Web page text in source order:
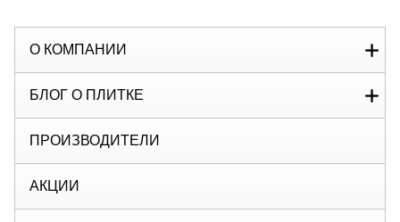
О КОМПАНИИ
БЛОГ О ПЛИТКЕ
ПРОИЗВОДИТЕЛИ
АКЦИИ